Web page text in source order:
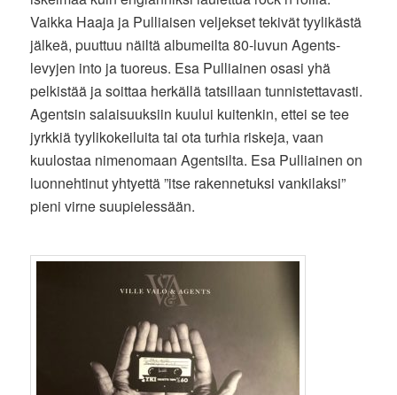
Vaikka Haaja ja Pulliaisen veljekset tekivät tyylikästä
jälkeä, puuttuu näiltä albumeilta 80-luvun Agents-
levyjen into ja tuoreus. Esa Pulliainen osasi yhä
pelkistää ja soittaa herkällä tatsillaan tunnistettavasti.
Agentsin salaisuuksiin kuului kuitenkin, ettei se tee
jyrkkiä tyylikokeiluita tai ota turhia riskeja, vaan
kuulostaa nimenomaan Agentsilta. Esa Pulliainen on
luonnehtinut yhtyettä ”itse rakennetuksi vankilaksi”
pieni virne suupielessään.